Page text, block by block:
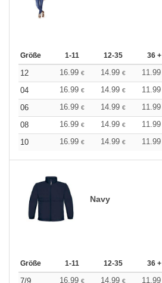
Größe 1-11 12-35 36 +
12 16.99 € 14.99 € 11.99
04
16.99 € 14.99 € 11.99
06
16.99 € 14.99 € 11.99
08
16.99 € 14.99 € 11.99
10
16.99 € 14.99 € 11.99
Navy
Größe 1-11 12-35 36 +
7/9 16.99 € 14.99 € 11.99